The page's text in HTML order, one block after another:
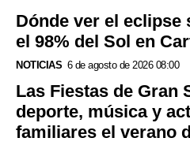
Dónde ver el eclipse
el 98% del Sol en
NOTICIAS 6 de agosto de 2026 08:00
Las Fiestas de Gran
deporte, música y
familiares el verano